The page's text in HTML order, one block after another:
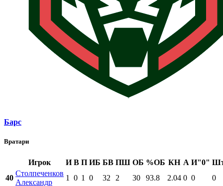
Барс
Вратари
Игрок И В П ИБ БВ ПШ ОБ %ОБ КН А И"0"
40
Столпеченков
Александр
1 0 1 0 32 2 30 93.8 2.04 0 0 0